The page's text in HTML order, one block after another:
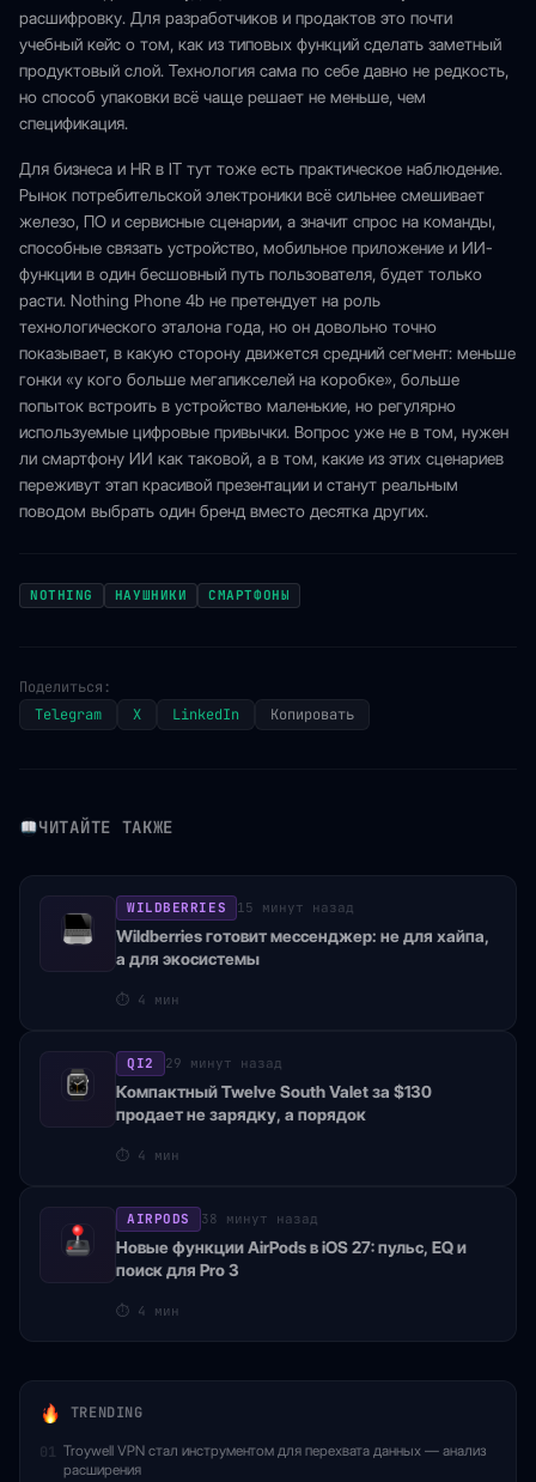
расшифровку. Для разработчиков и продактов это почти
учебный кейс о том, как из типовых функций сделать заметный
продуктовый слой. Технология сама по себе давно не редкость,
но способ упаковки всё чаще решает не меньше, чем
спецификация.
Для бизнеса и HR в IT тут тоже есть практическое наблюдение.
Рынок потребительской электроники всё сильнее смешивает
железо, ПО и сервисные сценарии, а значит спрос на команды,
способные связать устройство, мобильное приложение и ИИ-
функции в один бесшовный путь пользователя, будет только
расти. Nothing Phone 4b не претендует на роль
технологического эталона года, но он довольно точно
показывает, в какую сторону движется средний сегмент: меньше
гонки «у кого больше мегапикселей на коробке», больше
попыток встроить в устройство маленькие, но регулярно
используемые цифровые привычки. Вопрос уже не в том, нужен
ли смартфону ИИ как таковой, а в том, какие из этих сценариев
переживут этап красивой презентации и станут реальным
поводом выбрать один бренд вместо десятка других.
NOTHING НАУШНИКИ СМАРТФОНЫ
Поделиться:
Telegram
X LinkedIn Копировать
ЧИТАЙТЕ ТАКЖЕ
WILDBERRIES 15 минут назад
Wildberries готовит мессенджер: не для хайпа,
а для экосистемы
⏱ 4 мин
QI2 29 минут назад
Компактный Twelve South Valet за $130
продает не зарядку, а порядок
⏱ 4 мин
AIRPODS 38 минут назад
Новые функции AirPods в iOS 27: пульс, EQ и
поиск для Pro 3
⏱ 4 мин
TRENDING
01 Troywell VPN стал инструментом для перехвата данных — анализ
расширения